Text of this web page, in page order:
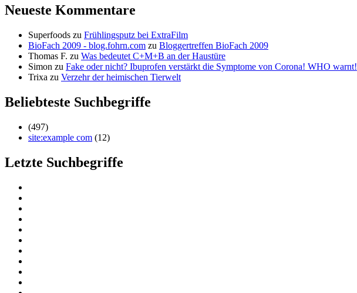
Neueste Kommentare
Superfoods zu Frühlingsputz bei ExtraFilm
BioFach 2009 - blog.fohrn.com zu Bloggertreffen BioFach 2009
Thomas F. zu Was bedeutet C+M+B an der Haustüre
Simon zu Fake oder nicht? Ibuprofen verstärkt die Symptome von Corona! WHO warnt!
Trixa zu Verzehr der heimischen Tierwelt
Beliebteste Suchbegriffe
(497)
site:example com (12)
Letzte Suchbegriffe